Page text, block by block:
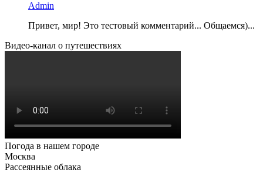
Admin
Привет, мир! Это тестовый комментарий... Общаемся)...
Видео-канал о путешествиях
Погода в нашем городе
Москва
Рассеянные облака